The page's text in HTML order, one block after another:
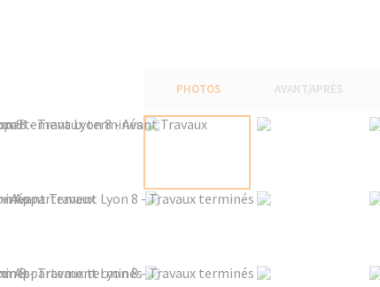
PHOTOS AVANT/APRÈS